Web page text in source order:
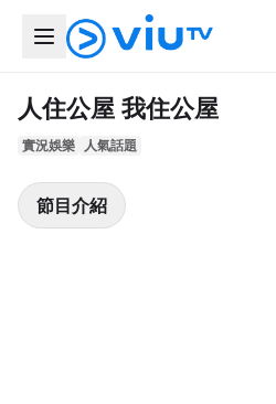
人住公屋 我住公屋
實況娛樂 人氣話題
節目介紹